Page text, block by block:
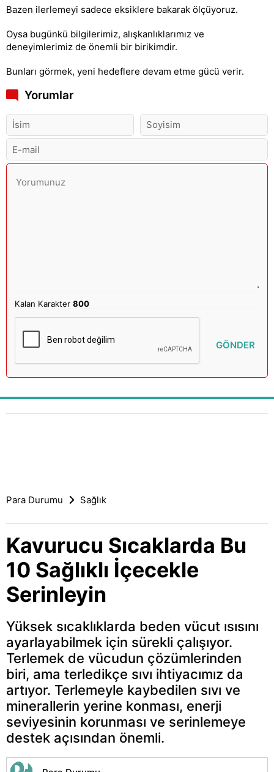
Bazen ilerlemeyi sadece eksiklere bakarak ölçüyoruz.
Oysa bugünkü bilgilerimiz, alışkanlıklarımız ve
deneyimlerimiz de önemli bir birikimdir.
Bunları görmek, yeni hedeflere devam etme gücü verir.
Yorumlar
Kalan Karakter800
GÖNDER
Para Durumu Sağlık
Kavurucu Sıcaklarda Bu
10 Sağlıklı İçecekle
Serinleyin
Yüksek sıcaklıklarda beden vücut ısısını
ayarlayabilmek için sürekli çalışıyor.
Terlemek de vücudun çözümlerinden
biri, ama terledikçe sıvı ihtiyacımız da
artıyor. Terlemeyle kaybedilen sıvı ve
minerallerin yerine konması, enerji
seviyesinin korunması ve serinlemeye
destek açısından önemli.